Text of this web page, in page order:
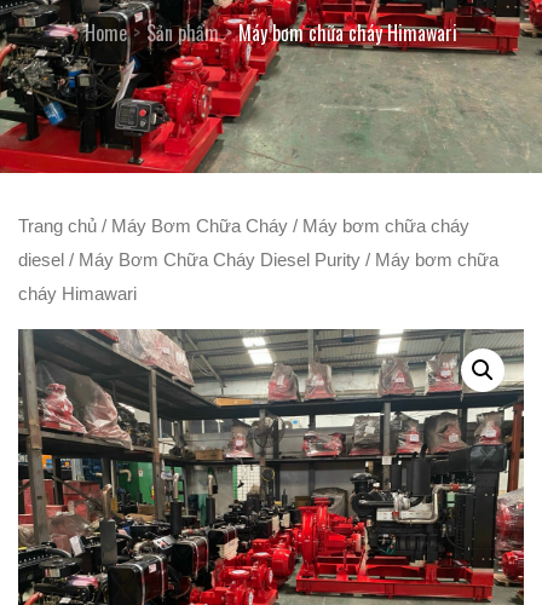
Home Sản phẩm Máy bơm chữa cháy Himawari
Trang chủ / Máy Bơm Chữa Cháy / Máy bơm chữa cháy
diesel / Máy Bơm Chữa Cháy Diesel Purity / Máy bơm chữa
cháy Himawari